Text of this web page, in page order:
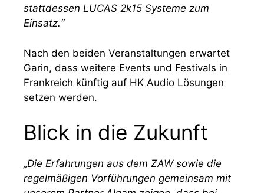
stattdessen LUCAS 2k15 Systeme zum
Einsatz.“
Nach den beiden Veranstaltungen erwartet
Garin, dass weitere Events und Festivals in
Frankreich künftig auf HK Audio Lösungen
setzen werden.
Blick in die Zukunft
„Die Erfahrungen aus dem ZAW sowie die
regelmäßigen Vorführungen gemeinsam mit